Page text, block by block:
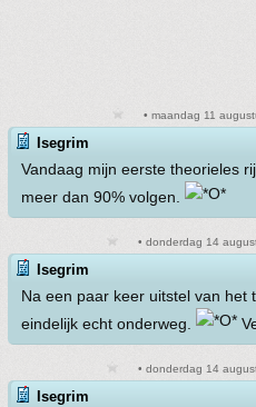
• maandag 11
Isegrim
Vandaag mijn eerste theorieles
meer dan 90% volgen.
• donderdag 14
Isegrim
Na een paar keer uitstel van het
eindelijk echt onderweg.
• donderdag 14
Isegrim